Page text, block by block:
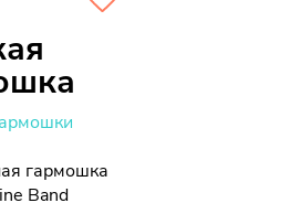
гармошка
Band